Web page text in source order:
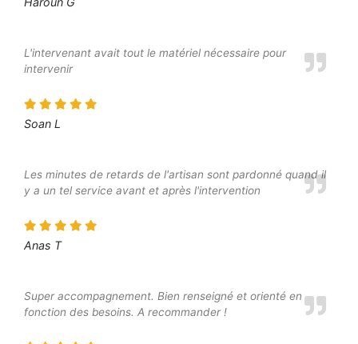
L'intervenant avait tout le matériel nécessaire pour
intervenir
Soan L
Les minutes de retards de l'artisan sont pardonné quand il
y a un tel service avant et après l'intervention
Anas T
Super accompagnement. Bien renseigné et orienté en
fonction des besoins. A recommander !